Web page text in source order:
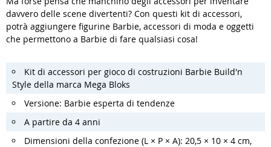
davvero delle scene divertenti? Con questi kit di accessori,
potrà aggiungere figurine Barbie, accessori di moda e oggetti
che permettono a Barbie di fare qualsiasi cosa!
Kit di accessori per gioco di costruzioni Barbie Build'n
Style della marca Mega Bloks
Versione: Barbie esperta di tendenze
A partire da 4 anni
Dimensioni della confezione (L × P × A): 20,5 × 10 × 4 cm,